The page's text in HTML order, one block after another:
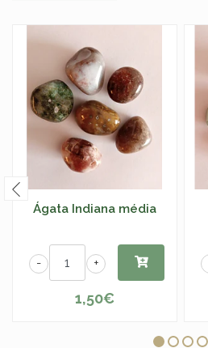
Ágata Indiana média
+
-
1,50€